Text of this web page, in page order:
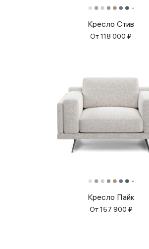
Кресло Стив
От118 000 ₽
Кресло Пайк
От157 900 ₽